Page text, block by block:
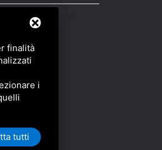
finalità
i
tutti